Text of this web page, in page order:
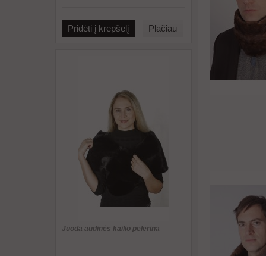
Pridėti į krepšelį Plačiau
Juoda audinės kailio pelerina